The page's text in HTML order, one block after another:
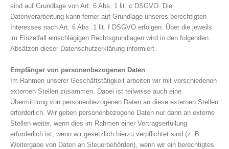
sind auf Grundlage von Art. 6 Abs. 1 lit. c DSGVO. Die
Datenverarbeitung kann ferner auf Grundlage unseres berechtigten
Interesses nach Art. 6 Abs. 1 lit. f DSGVO erfolgen. Über die jeweils
im Einzelfall einschlägigen Rechtsgrundlagen wird in den folgenden
Absätzen dieser Datenschutzerklärung informiert.
Empfänger von personenbezogenen Daten
Im Rahmen unserer Geschäftstätigkeit arbeiten wir mit verschiedenen
externen Stellen zusammen. Dabei ist teilweise auch eine
Übermittlung von personenbezogenen Daten an diese externen Stellen
erforderlich. Wir geben personenbezogene Daten nur dann an externe
Stellen weiter, wenn dies im Rahmen einer Vertragserfüllung
erforderlich ist, wenn wir gesetzlich hierzu verpflichtet sind (z. B.
Weitergabe von Daten an Steuerbehörden), wenn wir ein berechtigtes